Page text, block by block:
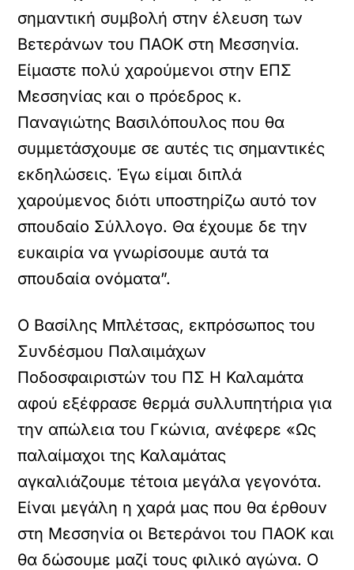
σημαντική συμβολή στην έλευση των
Βετεράνων του ΠΑΟΚ στη Μεσσηνία.
Είμαστε πολύ χαρούμενοι στην ΕΠΣ
Μεσσηνίας και ο πρόεδρος κ.
Παναγιώτης Βασιλόπουλος που θα
συμμετάσχουμε σε αυτές τις σημαντικές
εκδηλώσεις. Έγω είμαι διπλά
χαρούμενος διότι υποστηρίζω αυτό τον
σπουδαίο Σύλλογο. Θα έχουμε δε την
ευκαιρία να γνωρίσουμε αυτά τα
σπουδαία ονόματα”.
Ο Βασίλης Μπλέτσας, εκπρόσωπος του
Συνδέσμου Παλαιμάχων
Ποδοσφαιριστών του ΠΣ Η Καλαμάτα
αφού εξέφρασε θερμά συλλυπητήρια για
την απώλεια του Γκώνια, ανέφερε «Ως
παλαίμαχοι της Καλαμάτας
αγκαλιάζουμε τέτοια μεγάλα γεγονότα.
Είναι μεγάλη η χαρά μας που θα έρθουν
στη Μεσσηνία οι Βετεράνοι του ΠΑΟΚ και
θα δώσουμε μαζί τους φιλικό αγώνα. Ο